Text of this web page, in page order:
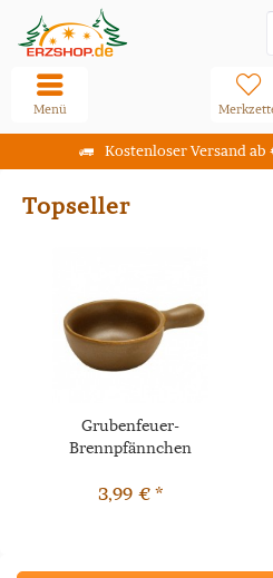
Kostenloser Versand ab
Menü
Topseller
Grubenfeuer-
Brennpfännchen
3,99 € *